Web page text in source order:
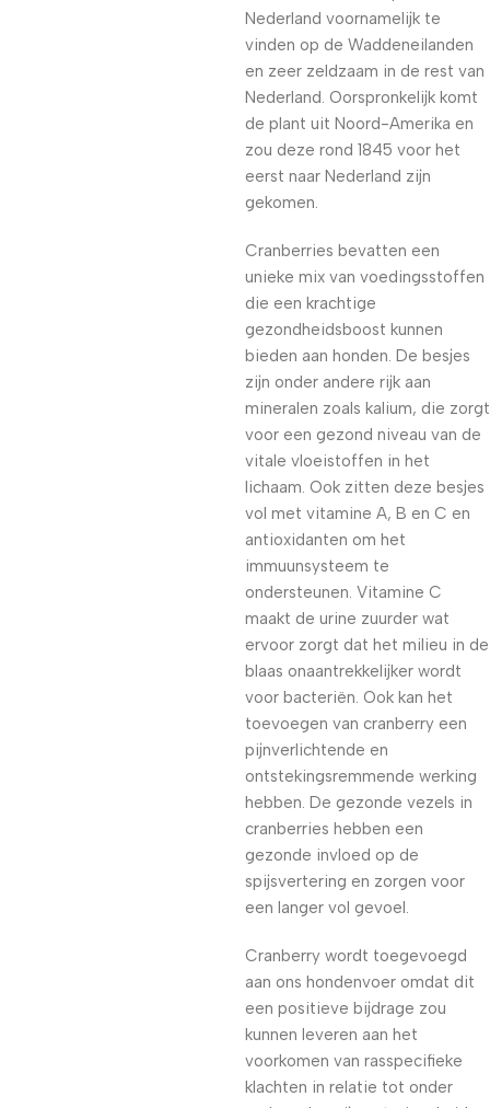
Nederland voornamelijk te
vinden op de Waddeneilanden
en zeer zeldzaam in de rest van
Nederland. Oorspronkelijk komt
de plant uit Noord-Amerika en
zou deze rond 1845 voor het
eerst naar Nederland zijn
gekomen.
Cranberries bevatten een
unieke mix van voedingsstoffen
die een krachtige
gezondheidsboost kunnen
bieden aan honden. De besjes
zijn onder andere rijk aan
mineralen zoals kalium, die zorgt
voor een gezond niveau van de
vitale vloeistoffen in het
lichaam. Ook zitten deze besjes
vol met vitamine A, B en C en
antioxidanten om het
immuunsysteem te
ondersteunen. Vitamine C
maakt de urine zuurder wat
ervoor zorgt dat het milieu in de
blaas onaantrekkelijker wordt
voor bacteriën. Ook kan het
toevoegen van cranberry een
pijnverlichtende en
ontstekingsremmende werking
hebben. De gezonde vezels in
cranberries hebben een
gezonde invloed op de
spijsvertering en zorgen voor
een langer vol gevoel.
Cranberry wordt toegevoegd
aan ons hondenvoer omdat dit
een positieve bijdrage zou
kunnen leveren aan het
voorkomen van rasspecifieke
klachten in relatie tot onder